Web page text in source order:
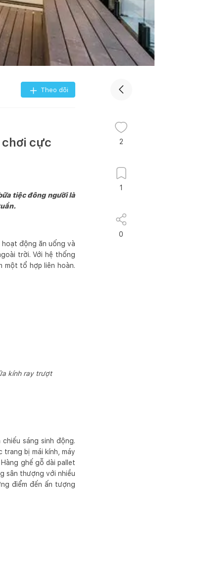
Theo dõi
cực
tiệc đông người là
động ăn uống và
trời. Với hệ thống
một tổ hợp liên hoàn.
kính ray trượt
sáng sinh động.
bị mái kính, máy
ghế gỗ dài pallet
sân thượng với nhiều
điểm đến ấn tượng
2
1
0